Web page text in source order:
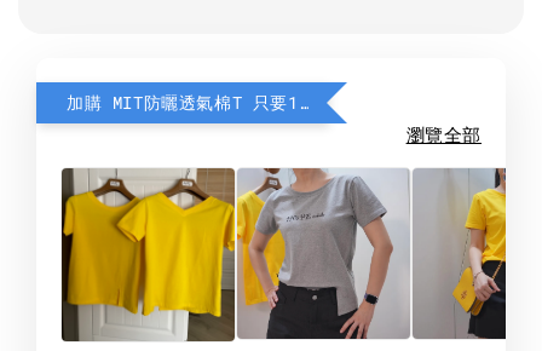
加購 MIT防曬透氣棉T 只要190元
瀏覽全部